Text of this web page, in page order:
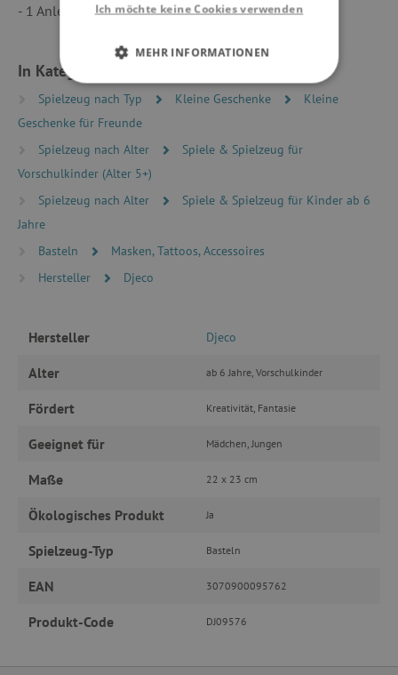
- 1 Anleitung
In Kategorien eingeteilt
Spielzeug nach Typ Kleine Geschenke
Kleine
Geschenke für Freunde
Spielzeug nach Alter
Spiele & Spielzeug für
Vorschulkinder (Alter 5+)
Spielzeug nach Alter
Spiele & Spielzeug für Kinder ab 6
Jahre
Basteln
Masken, Tattoos, Accessoires
Hersteller
Djeco
Hersteller Djeco
Alter ab 6 Jahre, Vorschulkinder
Fördert Kreativität, Fantasie
Geeignet für Mädchen, Jungen
Maße 22 x 23 cm
Ökologisches Produkt Ja
Spielzeug-Typ Basteln
EAN 3070900095762
Produkt-Code DJ09576
Ich möchte keine Cookies verwenden
MEHR INFORMATIONEN
UNBEDINGT ERFORDERLICH
PERFORMANCE
TARGETING
wesentliche Kernfunktionen der Website wie die
kann die Website nicht ordnungsgemäß